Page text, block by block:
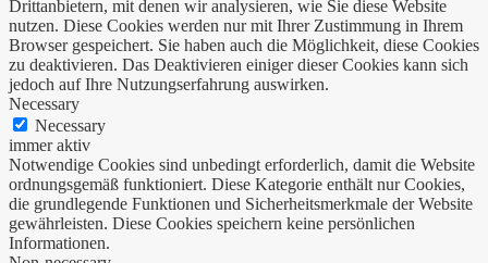
Drittanbietern, mit denen wir analysieren, wie Sie diese Website
nutzen. Diese Cookies werden nur mit Ihrer Zustimmung in Ihrem
Browser gespeichert. Sie haben auch die Möglichkeit, diese Cookies
zu deaktivieren. Das Deaktivieren einiger dieser Cookies kann sich
jedoch auf Ihre Nutzungserfahrung auswirken.
Necessary
Necessary
immer aktiv
Notwendige Cookies sind unbedingt erforderlich, damit die Website
ordnungsgemäß funktioniert. Diese Kategorie enthält nur Cookies,
die grundlegende Funktionen und Sicherheitsmerkmale der Website
gewährleisten. Diese Cookies speichern keine persönlichen
Informationen.